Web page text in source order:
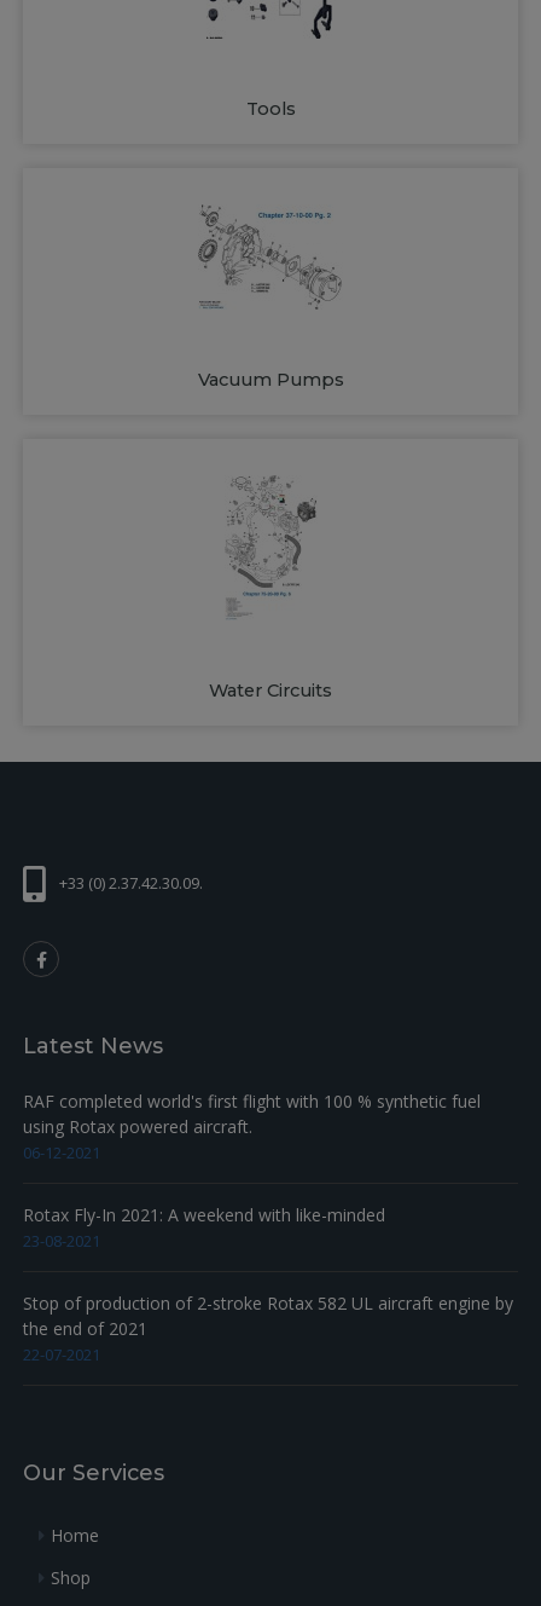
Tools
Vacuum Pumps
Water Circuits
+33 (0) 2.37.42.30.09.
Latest News
RAF completed world's first flight with 100 % synthetic fuel
using Rotax powered aircraft.
06-12-2021
Rotax Fly-In 2021: A weekend with like-minded
23-08-2021
Stop of production of 2-stroke Rotax 582 UL aircraft engine by
the end of 2021
22-07-2021
Our Services
Home
Shop